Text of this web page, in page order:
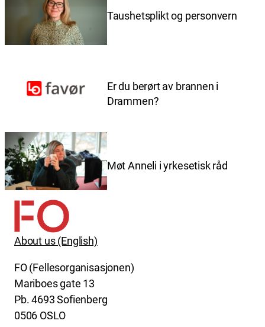
Taushetsplikt og personvern
Er du berørt av brannen i
Drammen?
Møt Anneli i yrkesetisk råd
About us (English)
FO (Fellesorganisasjonen)
Mariboes gate 13
Pb. 4693 Sofienberg
0506 OSLO